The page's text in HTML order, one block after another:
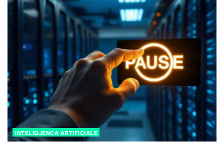
INTELIGJENCA ARTIFICIALE